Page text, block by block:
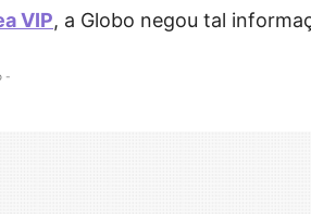
VIP, a Globo negou tal
-